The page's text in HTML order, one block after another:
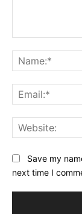
Save my
next time I